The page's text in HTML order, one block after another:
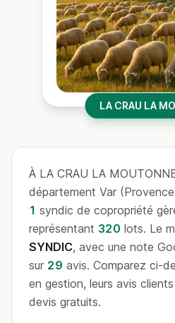
LA CRAU LA
À LA CRAU LA
département Var
1 syndic de copropriété
représentant 320 lots. Le
SYNDIC, avec une note
sur 29 avis. Comparez ci-
en gestion, leurs avis
devis gratuits.